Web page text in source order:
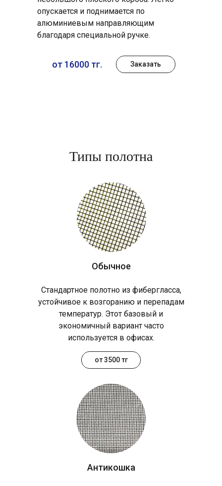
от 16000 тг. Заказать
опускается и поднимается по
алюминиевым направляющим
благодаря специальной ручке.
Типы полотна
Обычное
Антикошка
Стандартное полотно из фибергласса,
устойчивое к возгоранию и перепадам
температур. Этот базовый и
экономичный вариант часто
используется в офисах.
от 3500 тг